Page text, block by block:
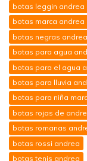
botas leggin andrea
botas marca andrea
botas negras
botas para agua
botas para el agua
botas para lluvia
botas para niña
botas rojas de
botas romanas
botas rossi andrea
botas tenis andrea